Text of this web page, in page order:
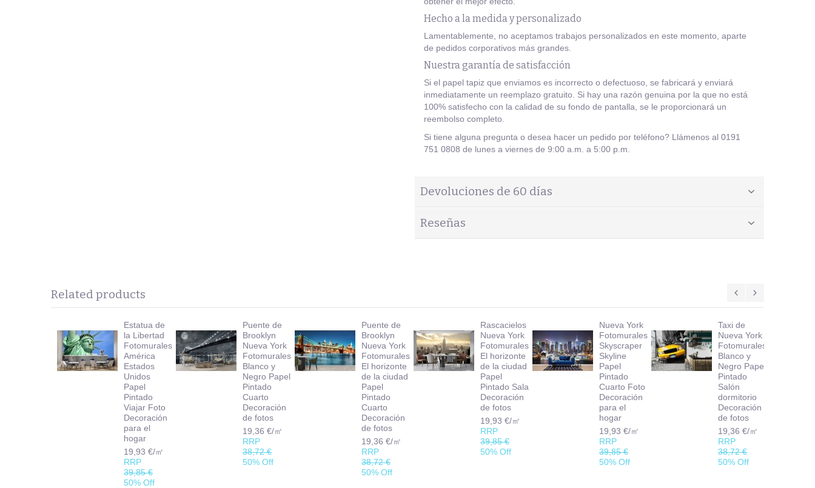
Hecho a la medida y personalizado
Lamentablemente, no aceptamos trabajos personalizados en este momento, aparte
de pedidos corporativos más grandes.
Nuestra garantía de satisfacción
Si el papel tapiz que enviamos es incorrecto o defectuoso, se fabricará y enviará
inmediatamente un reemplazo gratuito. Si hay una razón genuina por la que no está
100% satisfecho con la calidad de su fondo de pantalla, se le proporcionará un
reembolso completo.
Si tiene alguna pregunta o desea hacer un pedido por teléfono? Llámenos al 0191
751 0808 de lunes a viernes de 9:00 a.m. a 5:00 p.m.
Devoluciones de 60 días
Reseñas
Related products
Estatua de
la Libertad
Fotomurales
América
Estados
Unidos
Papel
Pintado
Viajar Foto
Decoración
para el
hogar
19,93 €/㎡
RRP
39,85 €
50% Off
Puente de
Brooklyn
Nueva York
Fotomurales
Blanco y
Negro Papel
Pintado
Cuarto
Decoración
de fotos
19,36 €/㎡
RRP
38,72 €
50% Off
Puente de
Brooklyn
Nueva York
Fotomurales
El horizonte
de la ciudad
Papel
Pintado
Cuarto
Decoración
de fotos
19,36 €/㎡
RRP
38,72 €
50% Off
Rascacielos
Nueva York
Fotomurales
El horizonte
de la ciudad
Papel
Pintado Sala
Decoración
de fotos
19,93 €/㎡
RRP
39,85 €
50% Off
Nueva York
Fotomurales
Skyscraper
Skyline
Papel
Pintado
Cuarto Foto
Decoración
para el
hogar
19,93 €/㎡
RRP
39,85 €
50% Off
Taxi de
Nueva York
Fotomurales
Blanco y
Negro Papel
Pintado
Salón
dormitorio
Decoración
de fotos
19,36 €/㎡
RRP
38,72 €
50% Off